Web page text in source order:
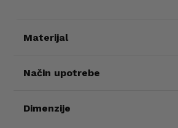
Materijal
Način upotrebe
Dimenzije